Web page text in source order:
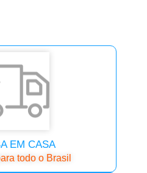
EM CASA
todo o Brasil